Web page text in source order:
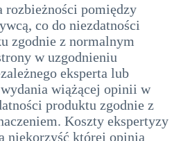
rozbieżności pomiędzy
co do niezdatności
zgodnie z normalnym
w uzgodnieniu
eksperta lub
wiążącej opinii w
produktu zgodnie z
Koszty ekspertyzy
niekorzyść której opinia